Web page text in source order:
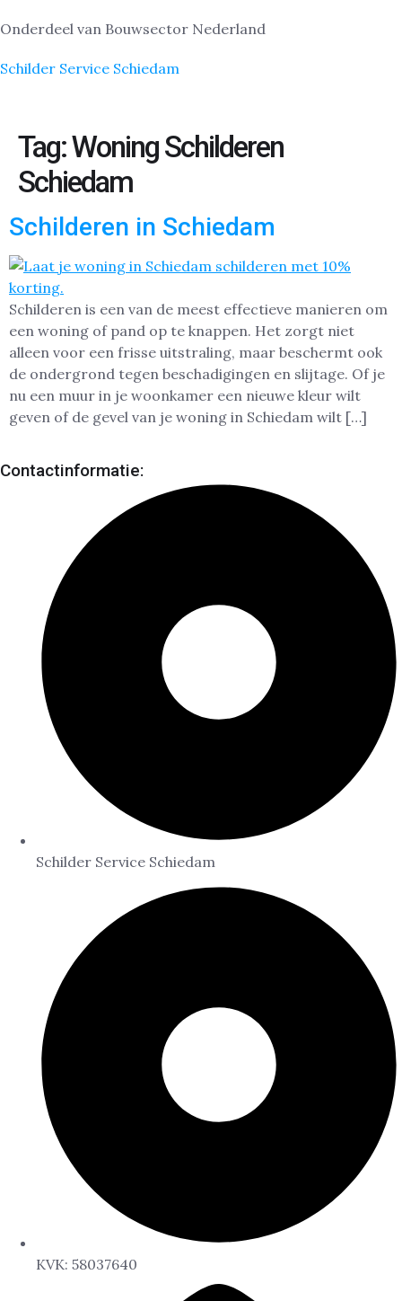
Onderdeel van Bouwsector Nederland
Schilder Service Schiedam
Tag:Woning Schilderen
Schiedam
Schilderen in Schiedam
Schilderen is een van de meest effectieve manieren om
een woning of pand op te knappen. Het zorgt niet
alleen voor een frisse uitstraling, maar beschermt ook
de ondergrond tegen beschadigingen en slijtage. Of je
nu een muur in je woonkamer een nieuwe kleur wilt
geven of de gevel van je woning in Schiedam wilt […]
Contactinformatie:
Schilder Service Schiedam
KVK: 58037640